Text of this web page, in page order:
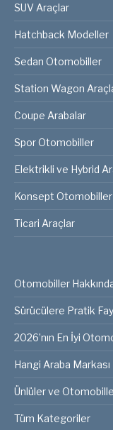
SUV Araçlar
Hatchback Modeller
Sedan Otomobiller
Station Wagon
Coupe Arabalar
Spor Otomobiller
Elektrikli ve Hybrid
Konsept Otomobiller
Ticari Araçlar
Otomobiller
Sürücülere Pratik
2026’nın En İyi
Hangi Araba
Ünlüler ve
Tüm Kategoriler